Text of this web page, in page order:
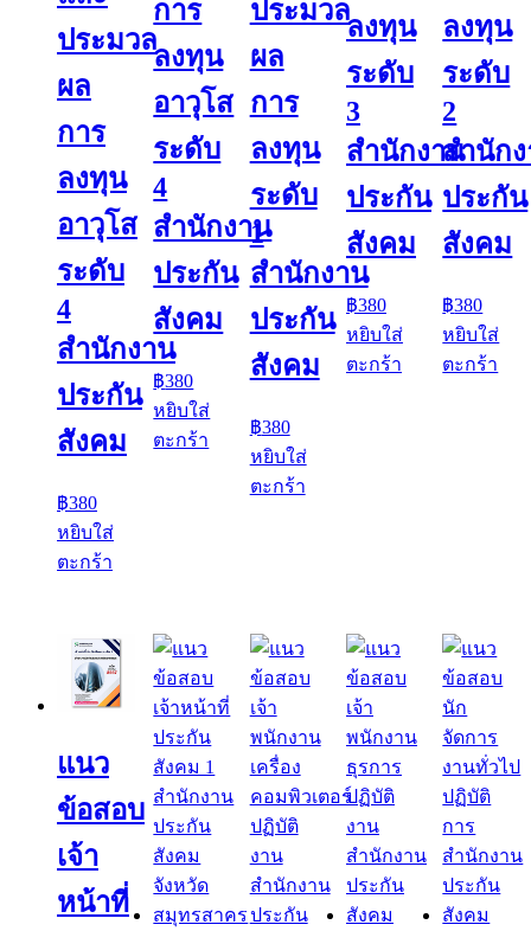
ประมวล
ผล
การ
ลงทุน
อาวุโส
ระดับ
4
สำนักงาน
ประกัน
สังคม
฿380
หยิบใส่
ตะกร้า
การ
ลงทุน
อาวุโส
ระดับ
4
สำนักงาน
ประกัน
สังคม
฿380
หยิบใส่
ตะกร้า
ประมวล
ผล
การ
ลงทุน
ระดับ
1
สำนักงาน
ประกัน
สังคม
฿380
หยิบใส่
ตะกร้า
ลงทุน
ระดับ
3
สำนักงาน
ประกัน
สังคม
฿380
หยิบใส่
ตะกร้า
ลงทุน
ระดับ
2
สำนัก
ประกัน
สังคม
฿380
หยิบใส่
ตะกร้า
แนว
ข้อสอบ
เจ้า
หน้าที่